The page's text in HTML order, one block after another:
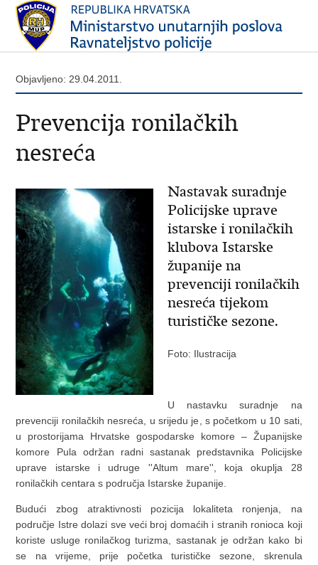
Objavljeno: 29.04.2011.
Prevencija ronilačkih
nesreća
Nastavak suradnje
Policijske uprave
istarske i ronilačkih
klubova Istarske
županije na
prevenciji ronilačkih
nesreća tijekom
turističke sezone.
Foto: Ilustracija
U nastavku suradnje na
prevenciji ronilačkih nesreća, u srijedu je, s početkom u 10 sati,
u prostorijama Hrvatske gospodarske komore – Županijske
komore Pula održan radni sastanak predstavnika Policijske
uprave istarske i udruge ''Altum mare'', koja okuplja 28
ronilačkih centara s područja Istarske županije.
Budući zbog atraktivnosti pozicija lokaliteta ronjenja, na
područje Istre dolazi sve veći broj domaćih i stranih ronioca koji
koriste usluge ronilačkog turizma, sastanak je održan kako bi
se na vrijeme, prije početka turističke sezone, skrenula